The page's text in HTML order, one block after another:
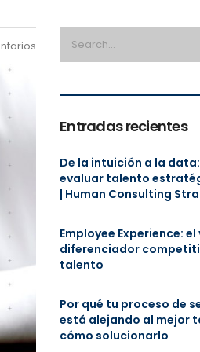
Entradas recientes
De la intuición a la
evaluar talento
| Human Consulting
Employee Experience:
diferenciador
talento
Por qué tu proceso de
está alejando al mejor
cómo solucionarlo